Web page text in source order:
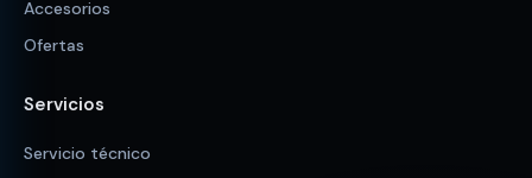
Accesorios
Ofertas
Servicios
Servicio técnico